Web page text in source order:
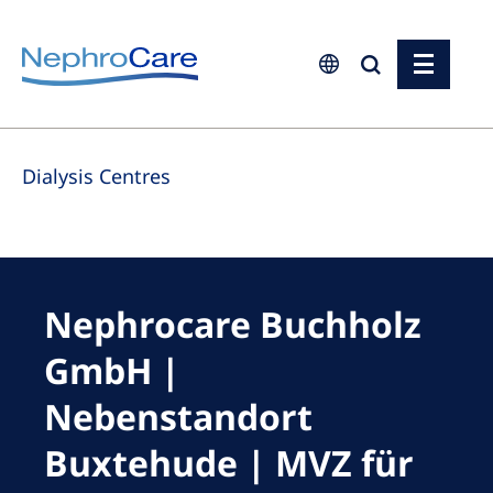
Europe
Czech Republic
Germany
Italy
Netherlands
Poland
Portugal
Dialysis Centres
Nephrocare Buchholz
GmbH |
Nebenstandort
Buxtehude | MVZ für